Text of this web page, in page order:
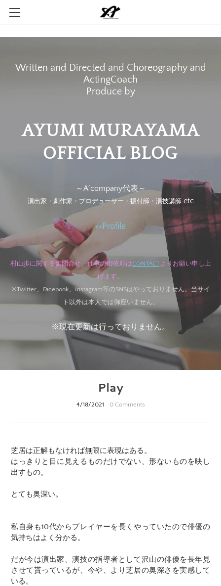
Written and Directed and Choreography and
ActingCoach
​Produce by
AYUMI MURAYAMA
​OFFICIAL BLOG
～A´company代表～
演出家・劇作家・プロデューサー・振付師・演技講師etc
<<Profile
村山歩に関する御問合せ、仕事の御依頼はCONTACTより お願い申し上
げます。
※Twitter、Facebook、Instagram等のSNSはやっておりません。当サイ
ト以外は本人では御座いません。
※現在更新は行っておりません。
Play
4/18/2021 0 Comments
芝居は正解もなければ無限に表現はある。
はっきりと目に見えるものだけでない、形ないものを映し
出すもの。
とても奥深い。
私自身も10代からプレイヤーを長くやっていたので俳優の
気持ちはよく分かる。
だが今は演出家、演技の指導者として沢山の俳優を長年見
させて貰っているが、今や、より芝居の奥深さを実感して
いる。
Contact